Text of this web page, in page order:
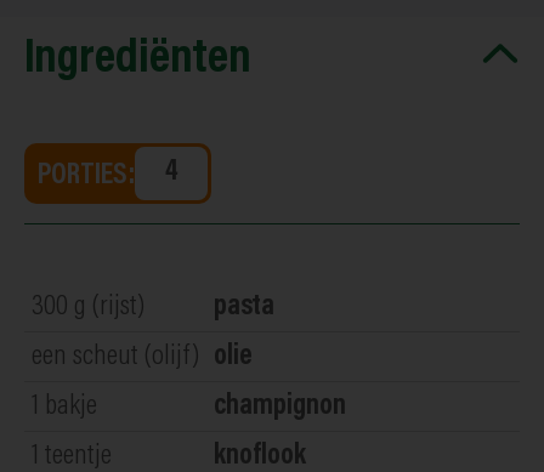
Ingrediënten
PORTIES:
300 g (rijst)
pasta
een scheut (olijf) olie
1 bakje
champignon
1 teentje
knoflook